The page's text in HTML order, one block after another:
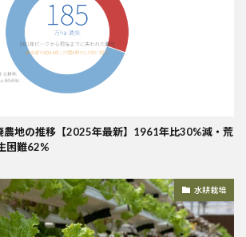
農地の推移【2025年最新】1961年比30%減・荒
困難62%
水耕栽培